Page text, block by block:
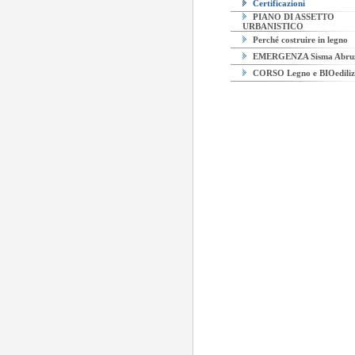
Certificazioni
PIANO DI ASSETTO
URBANISTICO
Perché costruire in legno
EMERGENZA Sisma
CORSO Legno e